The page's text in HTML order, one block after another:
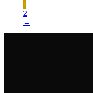
1
2
→